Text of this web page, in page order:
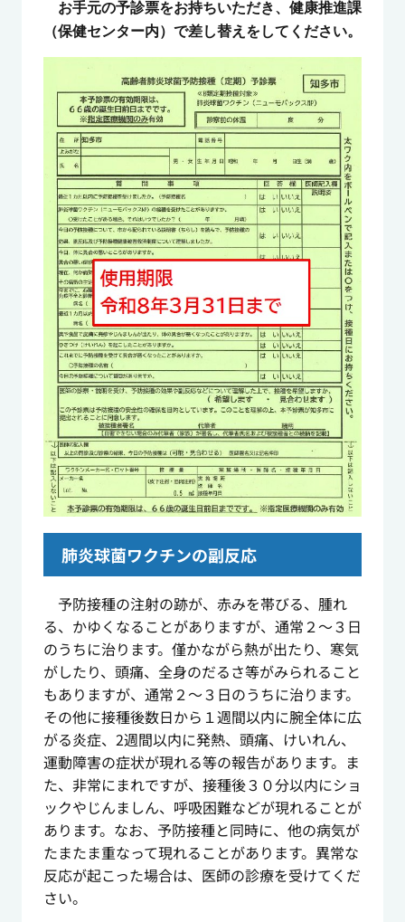
お手元の予診票をお持ちいただき、健康推進課
（保健センター内）で差し替えをしてください。
肺炎球菌ワクチンの副反応
予防接種の注射の跡が、赤みを帯びる、腫れ
る、かゆくなることがありますが、通常２～３日
のうちに治ります。僅かながら熱が出たり、寒気
がしたり、頭痛、全身のだるさ等がみられること
もありますが、通常２～３日のうちに治ります。
その他に接種後数日から１週間以内に腕全体に広
がる炎症、2週間以内に発熱、頭痛、けいれん、
運動障害の症状が現れる等の報告があります。ま
た、非常にまれですが、接種後３０分以内にショ
ックやじんましん、呼吸困難などが現れることが
あります。なお、予防接種と同時に、他の病気が
たまたま重なって現れることがあります。異常な
反応が起こった場合は、医師の診療を受けてくだ
さい。